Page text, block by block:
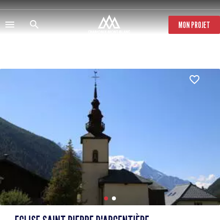
Aller
au
contenu
principal
MON PROJET